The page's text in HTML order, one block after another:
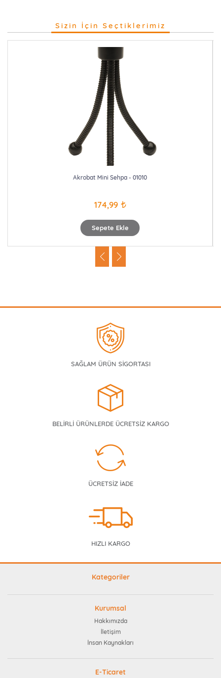
Sizin İçin Seçtiklerimiz
Sepete Ekle
Akrobat Mini Sehpa - 01010
174,99
SAĞLAM ÜRÜN SİGORTASI
BELİRLİ ÜRÜNLERDE ÜCRETSİZ KARGO
ÜCRETSİZ İADE
HIZLI KARGO
Kategoriler
Kurumsal
Hakkımızda
İletişim
İnsan Kaynakları
E-Ticaret